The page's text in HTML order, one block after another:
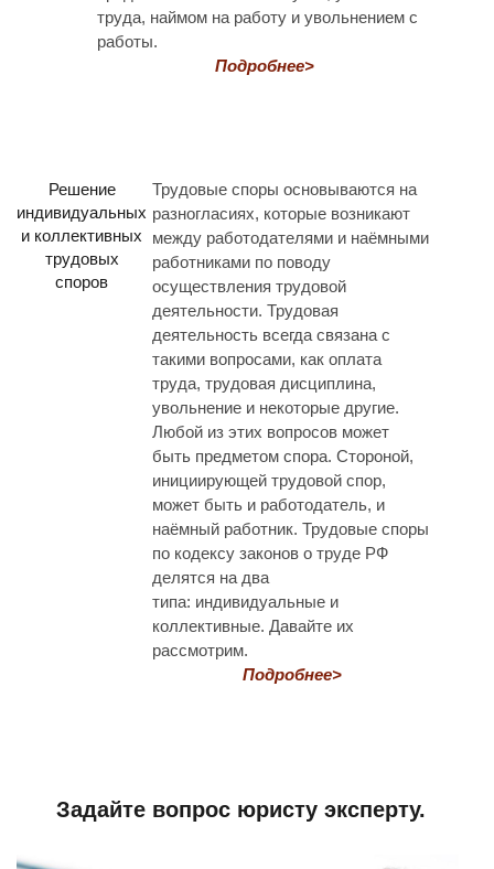
труда, наймом на работу и увольнением с
работы.
Подробнее>
Решение
индивидуальных
и коллективных
трудовых
споров
Трудовые споры основываются на
разногласиях, которые возникают
между работодателями и наёмными
работниками по поводу
осуществления трудовой
деятельности. Трудовая
деятельность всегда связана с
такими вопросами, как оплата
труда, трудовая дисциплина,
увольнение и некоторые другие.
Любой из этих вопросов может
быть предметом спора. Стороной,
инициирующей трудовой спор,
может быть и работодатель, и
наёмный работник. Трудовые споры
по кодексу законов о труде РФ
делятся на два
типа: индивидуальные и
коллективные. Давайте их
рассмотрим.
Подробнее>
Задайте вопрос юристу эксперту.